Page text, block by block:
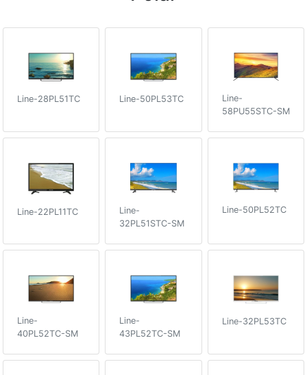
Line-28PL51TC Line-50PL53TC
Line-
58PU55STC-SM
Line-22PL11TC
Line-
32PL51STC-SM
Line-50PL52TC
Line-
40PL52TC-SM
Line-
43PL52TC-SM
Line-32PL53TC